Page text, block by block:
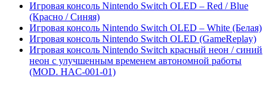
Игровая консоль Nintendo Switch OLED – Red / Blue
(Красно / Синяя)
Игровая консоль Nintendo Switch OLED – White (Белая)
Игровая консоль Nintendo Switch OLED (GameReplay)
Игровая консоль Nintendo Switch красный неон / синий
неон с улучшенным временем автономной работы
(MOD. HAC-001-01)